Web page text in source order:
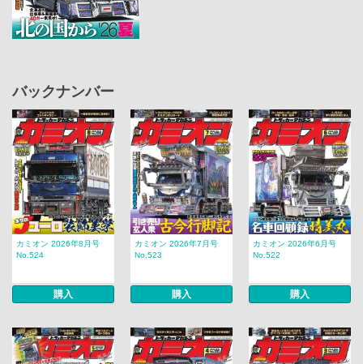
バックナンバー
カミオン 2026年8月号
No.524
購入
カミオン 2026年7月号
No.523
購入
カミオン 2026年6月号
No.522
購入